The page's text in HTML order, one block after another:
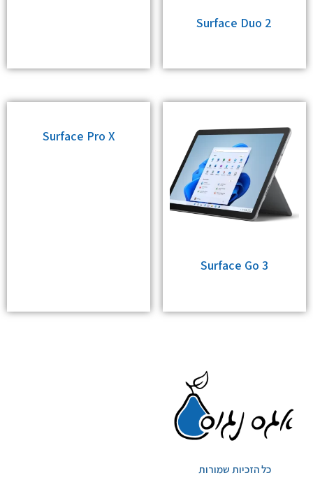
Surface Duo 2
Surface Go 3
Surface Pro X
כל הזכיות שמורות